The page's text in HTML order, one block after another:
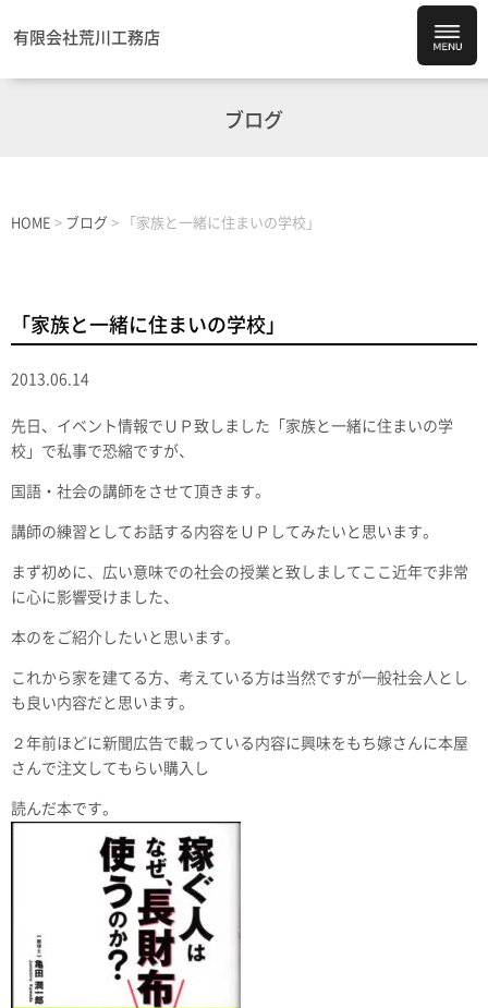
有限会社荒川工務店
ブログ
HOME > ブログ > 「家族と一緒に住まいの学校」
「家族と一緒に住まいの学校」
2013.06.14
先日、イベント情報でＵＰ致しました「家族と一緒に住まいの学
校」で私事で恐縮ですが、
国語・社会の講師をさせて頂きます。
講師の練習としてお話する内容をＵＰしてみたいと思います。
まず初めに、広い意味での社会の授業と致しましてここ近年で非常
に心に影響受けました、
本のをご紹介したいと思います。
これから家を建てる方、考えている方は当然ですが一般社会人とし
も良い内容だと思います。
２年前ほどに新聞広告で載っている内容に興味をもち嫁さんに本屋
さんで注文してもらい購入し
読んだ本です。